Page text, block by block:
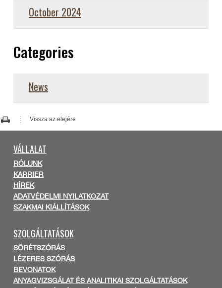
October 2024
Categories
News
Vissza az elejére
VÁLLALAT
RÓLUNK
KARRIER
HÍREK
ADATVÉDELMI NYILATKOZAT
SZAKMAI KIÁLLÍTÁSOK
SZOLGÁLTATÁSOK
SÖRÉTSZÓRÁS
LÉZERES SZÓRÁS
BEVONATOK
ANYAGVIZSGÁLAT ÉS ANALITIKAI SZOLGÁLTATÁSOK